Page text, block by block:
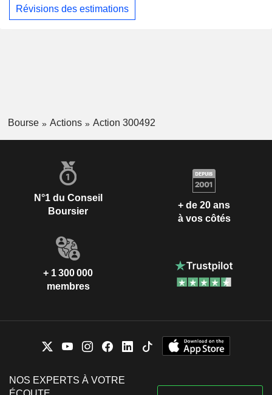
Révisions des estimations
Bourse Actions Action 300492
N°1 du Conseil
Boursier
+ de 20 ans
à vos côtés
+ 1 300 000
membres
NOS EXPERTS À VOTRE